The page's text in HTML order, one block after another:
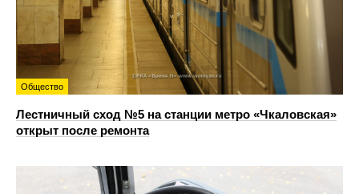
Общество
Лестничный сход №5 на станции метро «Чкаловская»
открыт после ремонта